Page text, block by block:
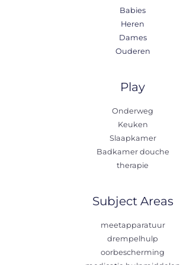
Babies
Heren
Dames
Ouderen
Play
Onderweg
Keuken
Slaapkamer
Badkamer douche
therapie
Subject Areas
meetapparatuur
drempelhulp
oorbescherming